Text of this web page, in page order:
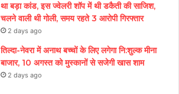
था बड़ा कांड, इस ज्वेलरी शॉप में थी डकैती की साजिश,
चलने वाली थी गोली, समय रहते 3 आरोपी गिरफ्तार
2 days ago
तिल्दा-नेवरा में अनाथ बच्चों के लिए लगेगा नि:शुल्क मीना
बाजार, 10 अगस्त को मुस्कानों से सजेगी खास शाम
2 days ago